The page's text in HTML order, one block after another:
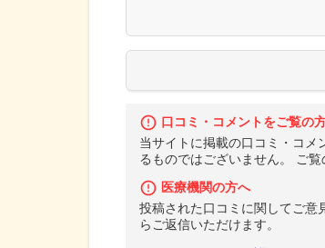
口コミ・コメントをご覧の
当サイトに掲載の口コミ・コメ
るものではございません。 ご
医療機関の方へ
投稿された口コミに関してご意
らご返信いただけます。